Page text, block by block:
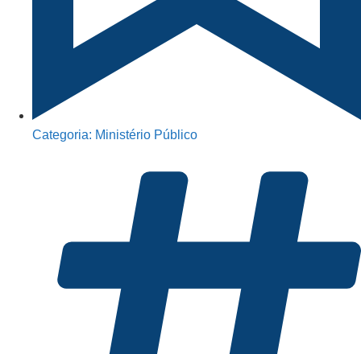
Categoria: Ministério Público